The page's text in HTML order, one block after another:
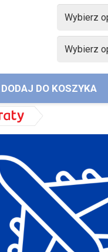
DODAJ DO KOSZYKA